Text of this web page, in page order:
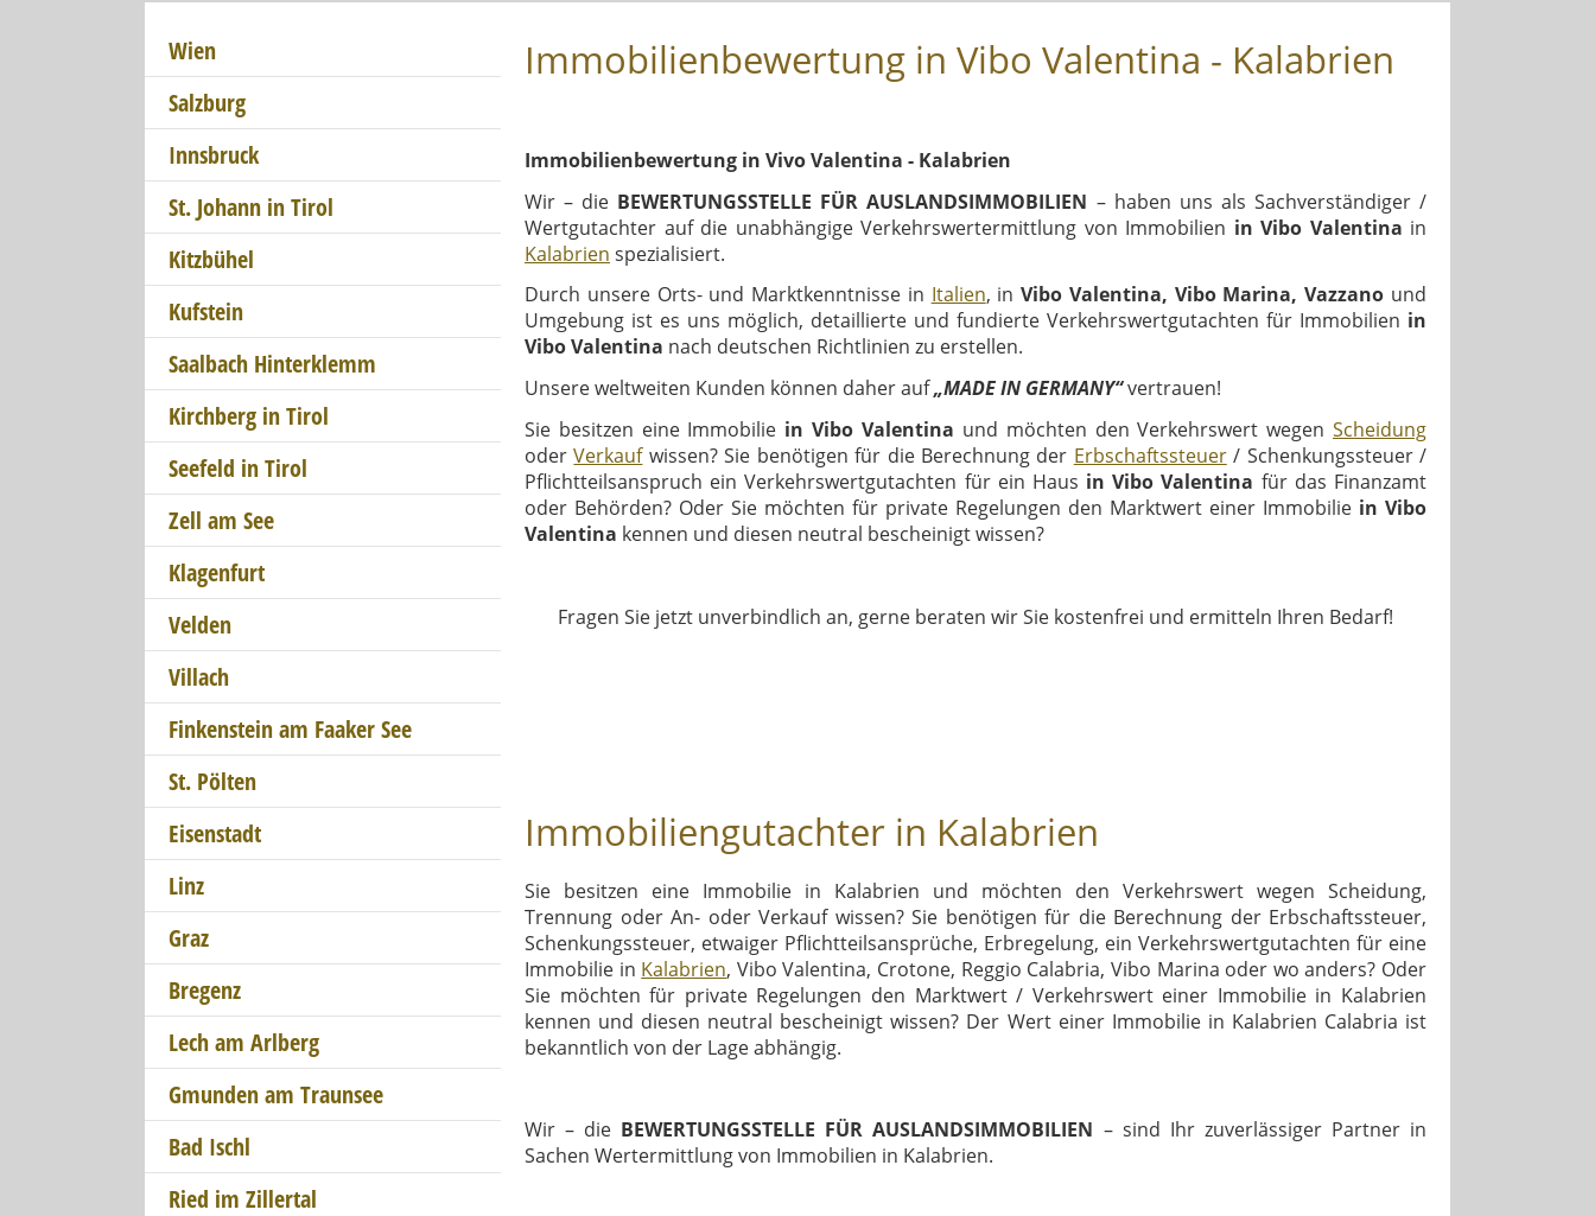
Wien
Salzburg
Innsbruck
St. Johann in Tirol
Kitzbühel
Kufstein
Saalbach Hinterklemm
Kirchberg in Tirol
Seefeld in Tirol
Zell am See
Klagenfurt
Velden
Villach
Finkenstein am Faaker See
St. Pölten
Eisenstadt
Linz
Graz
Bregenz
Lech am Arlberg
Gmunden am Traunsee
Bad Ischl
Ried im Zillertal
Immobilienbewertung in Vibo Valentina - Kalabrien
Immobilienbewertung in Vivo Valentina - Kalabrien
Wir – die BEWERTUNGSSTELLE FÜR AUSLANDSIMMOBILIEN – haben uns als Sachverständiger /
Wertgutachter auf die unabhängige Verkehrswertermittlung von Immobilien in Vibo Valentina in
Kalabrien spezialisiert.
Durch unsere Orts- und Marktkenntnisse in Italien, in Vibo Valentina, Vibo Marina, Vazzano und
Umgebung ist es uns möglich, detaillierte und fundierte Verkehrswertgutachten für Immobilien in
Vibo Valentina nach deutschen Richtlinien zu erstellen.
Unsere weltweiten Kunden können daher auf„MADE IN GERMANY“vertrauen!
Sie besitzen eine Immobilie inVibo Valentina und möchten den Verkehrswert wegenScheidung
oderVerkaufwissen? Sie benötigen für die Berechnung der Erbschaftssteuer/ Schenkungssteuer /
Pflichtteilsanspruch ein Verkehrswertgutachten für ein Haus in Vibo Valentina für das Finanzamt
oder Behörden? Oder Sie möchten für private Regelungen den Marktwert einer Immobilie in Vibo
Valentina kennen und diesen neutral bescheinigt wissen?
Fragen Sie jetzt unverbindlich an, gerne beraten wir Sie kostenfrei und ermitteln Ihren Bedarf!
Immobiliengutachter in Kalabrien
Sie besitzen eine Immobilie in Kalabrien und möchten den Verkehrswert wegen Scheidung,
Trennung oder An- oder Verkauf wissen? Sie benötigen für die Berechnung der Erbschaftssteuer,
Schenkungssteuer, etwaiger Pflichtteilsansprüche, Erbregelung, ein Verkehrswertgutachten für eine
Immobilie in Kalabrien, Vibo Valentina, Crotone, Reggio Calabria, Vibo Marina oder wo anders? Oder
Sie möchten für private Regelungen den Marktwert / Verkehrswert einer Immobilie in Kalabrien
kennen und diesen neutral bescheinigt wissen? Der Wert einer Immobilie in Kalabrien Calabria ist
bekanntlich von der Lage abhängig.
Wir – die BEWERTUNGSSTELLE FÜR AUSLANDSIMMOBILIEN – sind Ihr zuverlässiger Partner in
Sachen Wertermittlung von Immobilien in Kalabrien.